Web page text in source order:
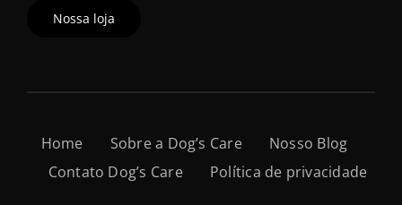
Nossa loja
Home Sobre a Dog’s Care
Nosso Blog
Contato Dog’s Care
Política de privacidade